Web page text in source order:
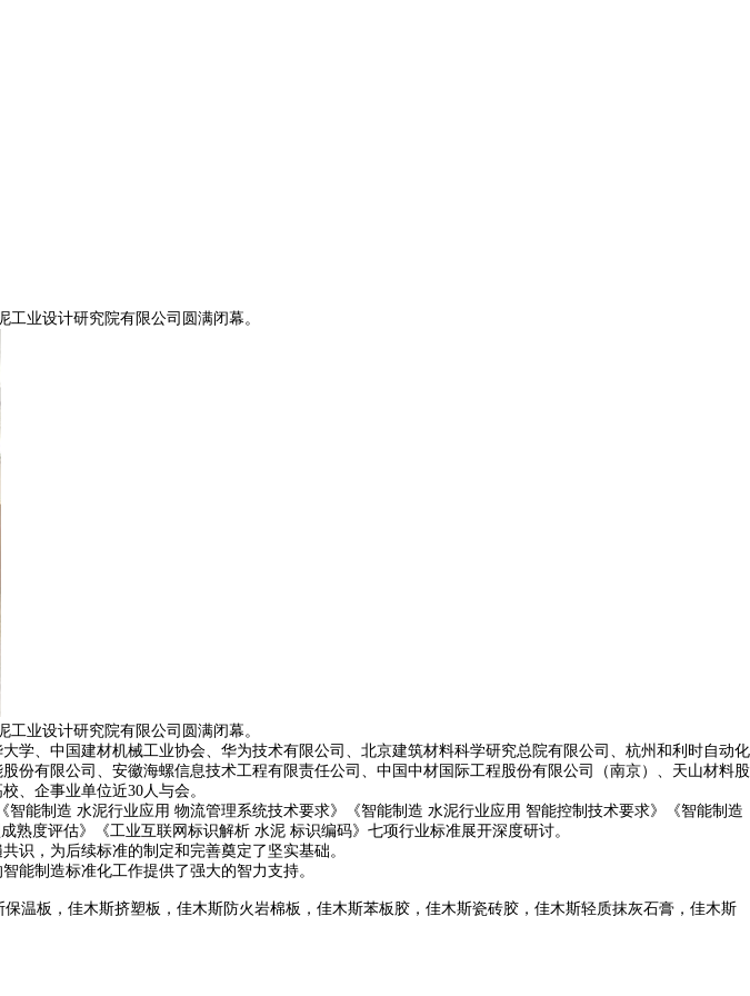
业设计研究院有限公司圆满闭幕。
业设计研究院有限公司圆满闭幕。
、中国建材机械工业协会、华为技术有限公司、北京建筑材料科学研究总院有限公司、杭州和利时自动化
有限公司、安徽海螺信息技术工程有限责任公司、中国中材国际工程股份有限公司（南京）、天山材料股
、企事业单位近30人与会。
制造 水泥行业应用 物流管理系统技术要求》《智能制造 水泥行业应用 智能控制技术要求》《智能制造
度评估》《工业互联网标识解析 水泥 标识编码》七项行业标准展开深度研讨。
，为后续标准的制定和完善奠定了坚实基础。
制造标准化工作提供了强大的智力支持。
温板，佳木斯挤塑板，佳木斯防火岩棉板，佳木斯苯板胶，佳木斯瓷砖胶，佳木斯轻质抹灰石膏，佳木斯